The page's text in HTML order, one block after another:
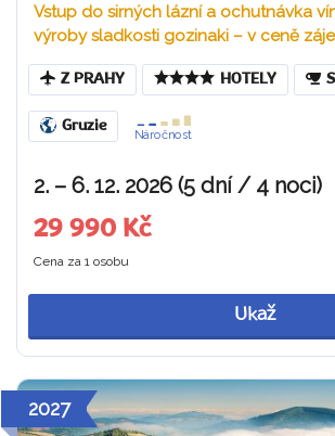
Vstup do sirných lázní a ochutnávka
výroby sladkosti gozinaki – v ceně
Z PRAHY HOTELY
Gruzie
Náročnost
2. – 6. 12. 2026 (5 dní / 4 noci)
29 990 Kč
Cena za 1 osobu
Ukaž
2027